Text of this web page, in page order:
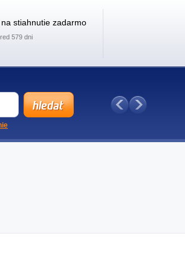
stiahnutie zadarmo
579 dni